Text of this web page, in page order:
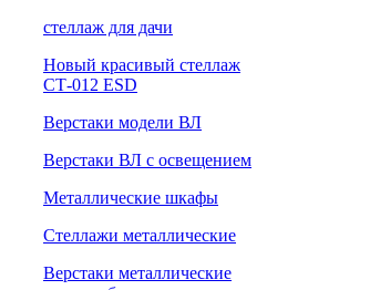
cтеллаж для дачи
Новый красивый стеллаж
СТ-012 ESD
Верстаки модели ВЛ
Верстаки ВЛ с освещением
Металлические шкафы
Стеллажи металлические
Верстаки металлические